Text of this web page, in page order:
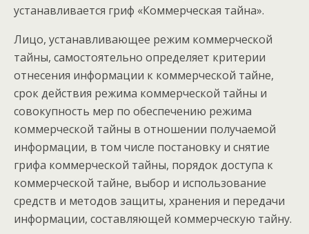
устанавливается гриф «Коммерческая тайна».
Лицо, устанавливающее режим коммерческой
тайны, самостоятельно определяет критерии
отнесения информации к коммерческой тайне,
срок действия режима коммерческой тайны и
совокупность мер по обеспечению режима
коммерческой тайны в отношении получаемой
информации, в том числе постановку и снятие
грифа коммерческой тайны, порядок доступа к
коммерческой тайне, выбор и использование
средств и методов защиты, хранения и передачи
информации, составляющей коммерческую тайну.